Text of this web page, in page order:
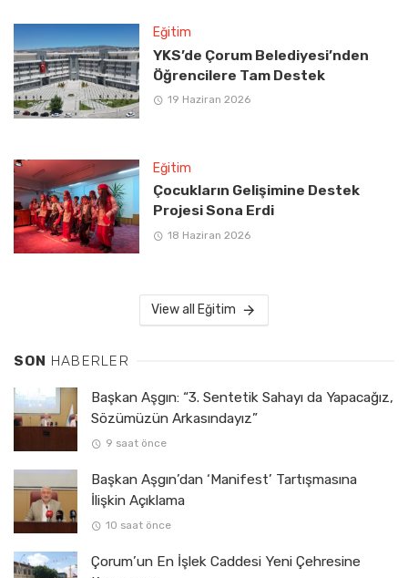
Eğitim
YKS’de Çorum Belediyesi’nden
Öğrencilere Tam Destek
19 Haziran 2026
Eğitim
Çocukların Gelişimine Destek
Projesi Sona Erdi
18 Haziran 2026
View all Eğitim
SON HABERLER
Başkan Aşgın: “3. Sentetik Sahayı da Yapacağız,
Sözümüzün Arkasındayız”
9 saat önce
Başkan Aşgın’dan ‘Manifest’ Tartışmasına
İlişkin Açıklama
10 saat önce
Çorum’un En İşlek Caddesi Yeni Çehresine